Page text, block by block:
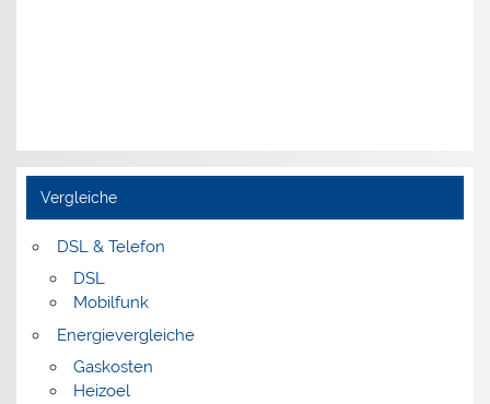
Vergleiche
DSL & Telefon
DSL
Mobilfunk
Energievergleiche
Gaskosten
Heizoel